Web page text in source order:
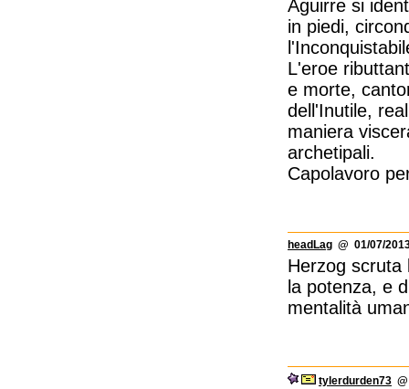
Aguirre si
in piedi,
L'eroe
e morte,
dell'Inutile,
maniera
archetipali.
Capolavoro
headLag @ 01/07/
Herzog scruta
la potenza, e
mentalità
tylerdurden73